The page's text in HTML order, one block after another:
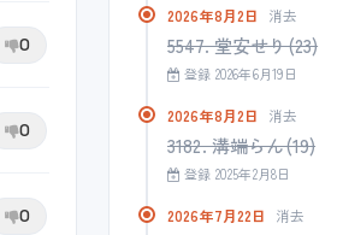
0
0
0
2026年8月2日 消去
5547. 堂安せり(23)
登録 2026年6月19日
2026年8月2日 消去
3182. 溝端らん(19)
登録 2025年2月8日
2026年7月22日 消去